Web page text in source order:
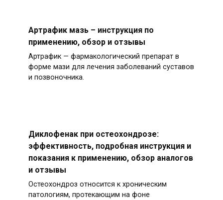
Артрафик мазь – инструкция по
применению, обзор и отзывы
Артрафик — фармакологический препарат в
форме мази для лечения заболеваний суставов
и позвоночника.
Диклофенак при остеохондрозе:
эффективность, подробная инструкция и
показания к применению, обзор аналогов
и отзывы
Остеохондроз относится к хроническим
патологиям, протекающим на фоне